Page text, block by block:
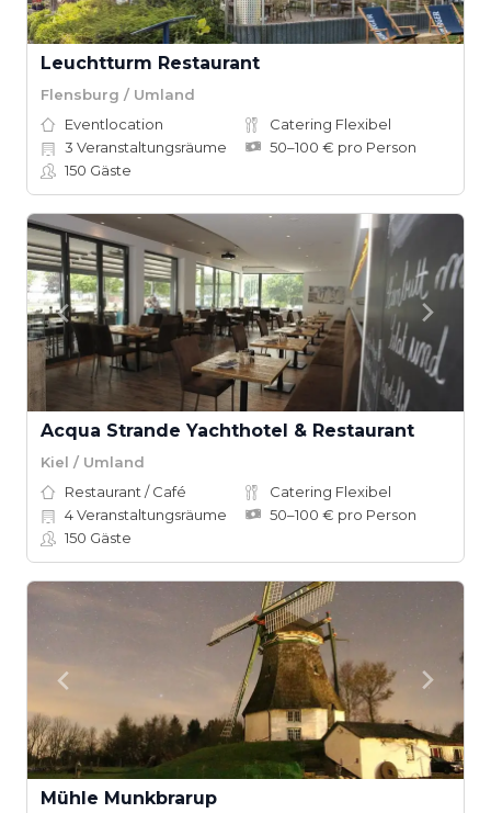
Leuchtturm Restaurant
Flensburg / Umland
Eventlocation
Catering Flexibel
3 Veranstaltungsräume
50–100 € pro Person
150 Gäste
Acqua Strande Yachthotel & Restaurant
Kiel / Umland
Restaurant / Café
Catering Flexibel
4Veranstaltungsräume
50–100 € pro Person
150 Gäste
Mühle Munkbrarup